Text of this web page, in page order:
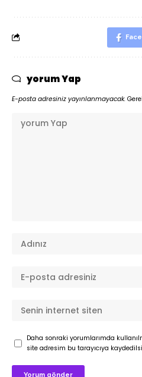
yorum Yap
E-posta adresiniz yayınlanmayacak.
Daha sonraki yorumlarımda
site adresim bu tarayıcıya